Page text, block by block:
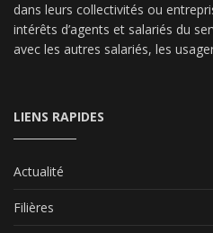
dans leurs collectivités ou
intérêts d’agents et salariés du
avec les autres salariés, les
LIENS RAPIDES
Actualité
Filières